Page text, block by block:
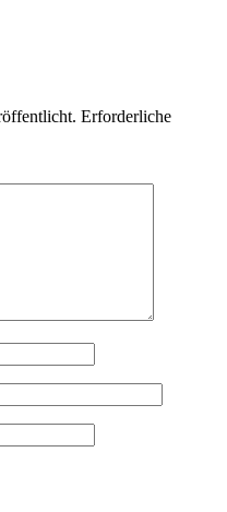
Erforderliche